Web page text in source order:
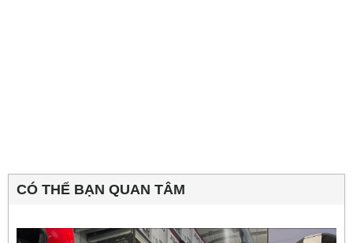
CÓ THỂ BẠN QUAN TÂM